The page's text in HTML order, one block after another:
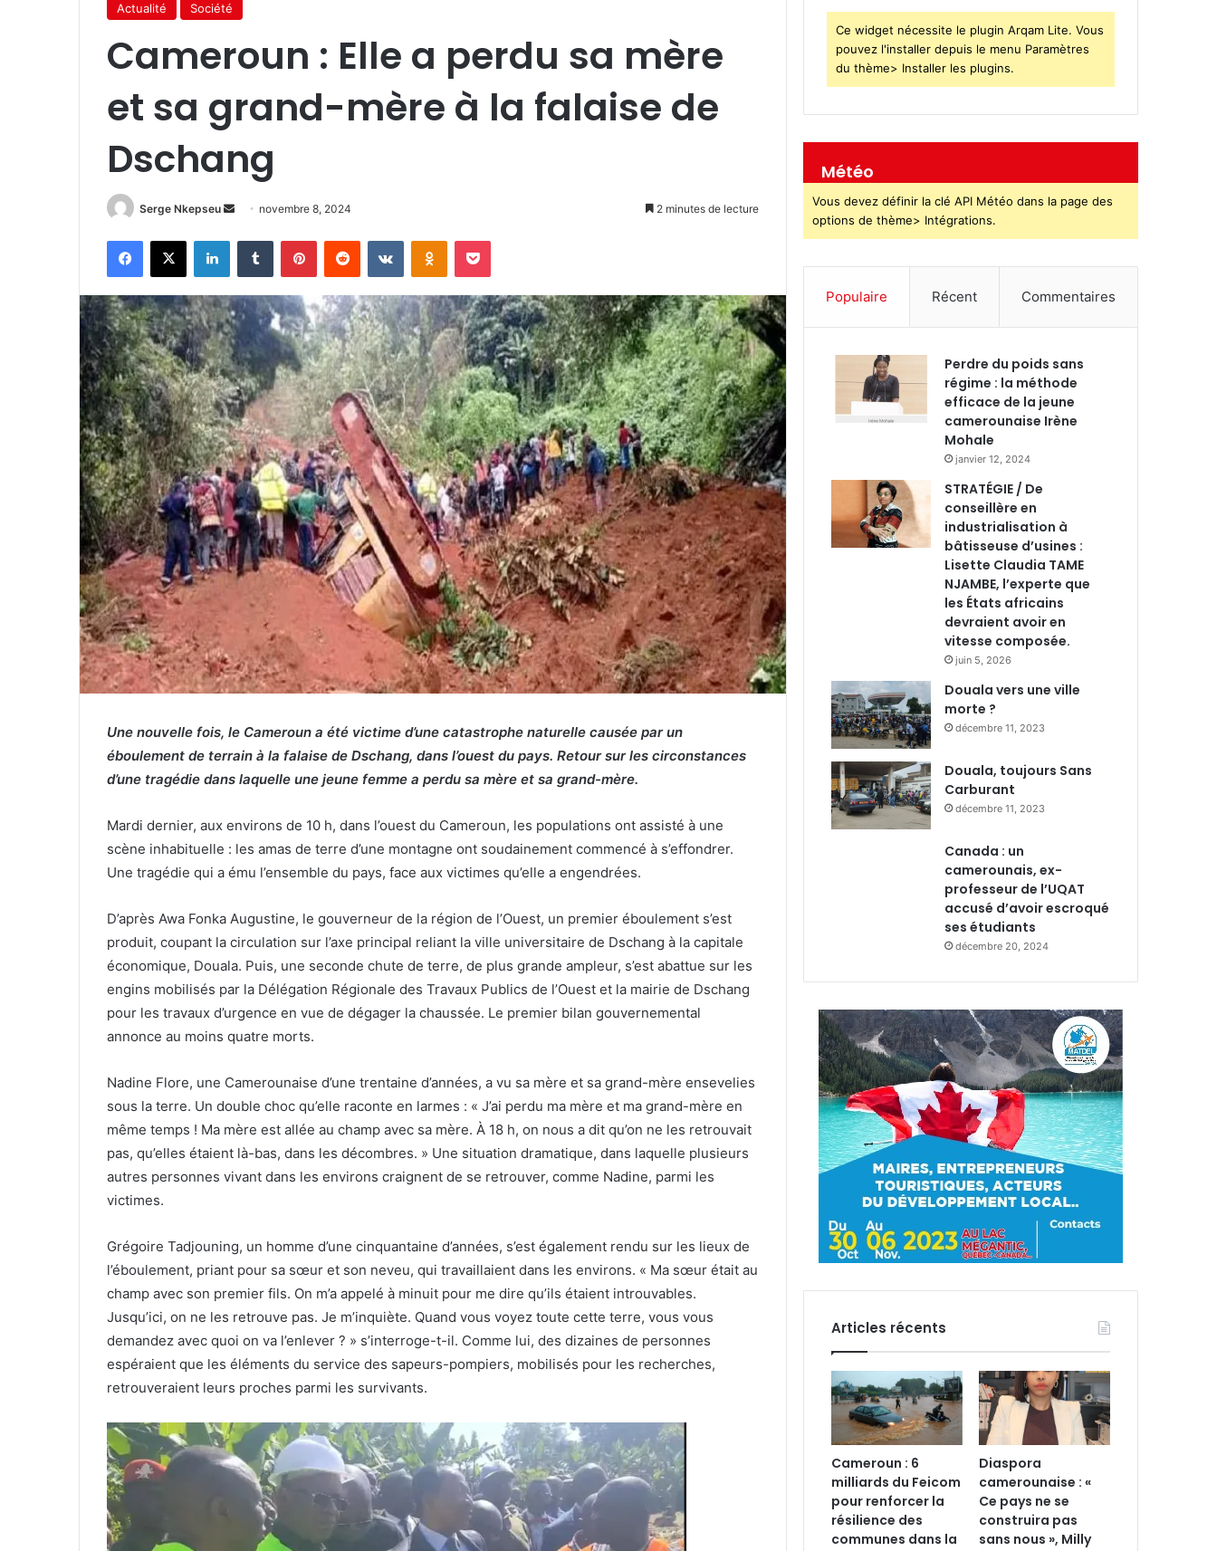
Actualité Société
Cameroun : Elle a perdu sa mère
et sa grand-mère à la falaise de
Dschang
Serge Nkepseu
o
y
e
r
u
n
c
o
u
r
r
i
e
l
novembre 8, 2024 2 minutes de lecture
Une nouvelle fois, le Cameroun a été victime d’une catastrophe naturelle causée par un
éboulement de terrain à la falaise de Dschang, dans l’ouest du pays. Retour sur les circonstances
d’une tragédie dans laquelle une jeune femme a perdu sa mère et sa grand-mère.
Mardi dernier, aux environs de 10 h, dans l’ouest du Cameroun, les populations ont assisté à une
scène inhabituelle : les amas de terre d’une montagne ont soudainement commencé à s’effondrer.
Une tragédie qui a ému l’ensemble du pays, face aux victimes qu’elle a engendrées.
D’après Awa Fonka Augustine, le gouverneur de la région de l’Ouest, un premier éboulement s’est
produit, coupant la circulation sur l’axe principal reliant la ville universitaire de Dschang à la capitale
économique, Douala. Puis, une seconde chute de terre, de plus grande ampleur, s’est abattue sur les
engins mobilisés par la Délégation Régionale des Travaux Publics de l’Ouest et la mairie de Dschang
pour les travaux d’urgence en vue de dégager la chaussée. Le premier bilan gouvernemental
annonce au moins quatre morts.
Nadine Flore, une Camerounaise d’une trentaine d’années, a vu sa mère et sa grand-mère ensevelies
sous la terre. Un double choc qu’elle raconte en larmes : « J’ai perdu ma mère et ma grand-mère en
même temps ! Ma mère est allée au champ avec sa mère. À 18 h, on nous a dit qu’on ne les retrouvait
pas, qu’elles étaient là-bas, dans les décombres. » Une situation dramatique, dans laquelle plusieurs
autres personnes vivant dans les environs craignent de se retrouver, comme Nadine, parmi les
victimes.
Grégoire Tadjouning, un homme d’une cinquantaine d’années, s’est également rendu sur les lieux de
l’éboulement, priant pour sa sœur et son neveu, qui travaillaient dans les environs. « Ma sœur était au
champ avec son premier fils. On m’a appelé à minuit pour me dire qu’ils étaient introuvables.
Jusqu’ici, on ne les retrouve pas. Je m’inquiète. Quand vous voyez toute cette terre, vous vous
demandez avec quoi on va l’enlever ? » s’interroge-t-il. Comme lui, des dizaines de personnes
espéraient que les éléments du service des sapeurs-pompiers, mobilisés pour les recherches,
retrouveraient leurs proches parmi les survivants.
Ce widget nécessite le plugin Arqam Lite. Vous
pouvez l'installer depuis le menu Paramètres
du thème> Installer les plugins.
Météo
Vous devez définir la clé API Météo dans la page des
options de thème> Intégrations.
Populaire Récent Commentaires
Perdre du poids sans
régime : la méthode
efficace de la jeune
camerounaise Irène
Mohale
janvier 12, 2024
STRATÉGIE / De
conseillère en
industrialisation à
bâtisseuse d’usines :
Lisette Claudia TAME
NJAMBE, l’experte que
les États africains
devraient avoir en
vitesse composée.
juin 5, 2026
Douala vers une ville
morte ?
décembre 11, 2023
Douala, toujours Sans
Carburant
décembre 11, 2023
Canada : un
camerounais, ex-
professeur de l’UQAT
accusé d’avoir escroqué
ses étudiants
décembre 20, 2024
Articles récents
Cameroun : 6
milliards du Feicom
pour renforcer la
résilience des
communes dans la
Diaspora
camerounaise : «
Ce pays ne se
construira pas
sans nous », Milly